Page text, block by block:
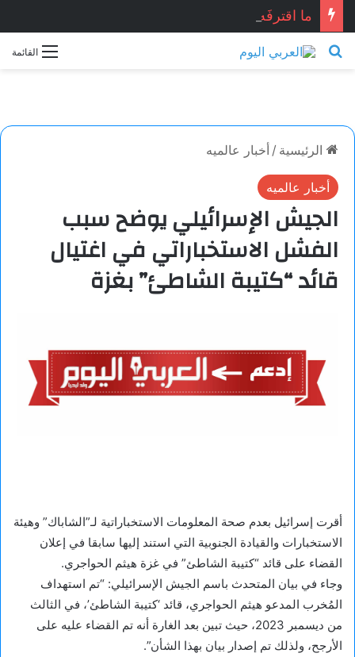
ما اقترفَه الليل.. بقلم: أشرف عزيز
القائمة بحث عن
الرئيسية / أخبار عالميه
أخبار عالميه
الجيش الإسرائيلي يوضح سبب
الفشل الاستخباراتي في اغتيال
قائد “كتيبة الشاطئ” بغزة
أقرت إسرائيل بعدم صحة المعلومات الاستخباراتية لـ”الشاباك” وهيئة
الاستخبارات والقيادة الجنوبية التي استند إليها سابقا في إعلان
القضاء على قائد “كتيبة الشاطئ” في غزة هيثم الحواجري.
وجاء في بيان المتحدث باسم الجيش الإسرائيلي: “تم استهداف
المُخرب المدعو هيثم الحواجري، قائد ‘كتيبة الشاطئ’، في الثالث
من ديسمبر 2023، حيث تبين بعد الغارة أنه تم القضاء عليه على
الأرجح، ولذلك تم إصدار بيان بهذا الشأن”.